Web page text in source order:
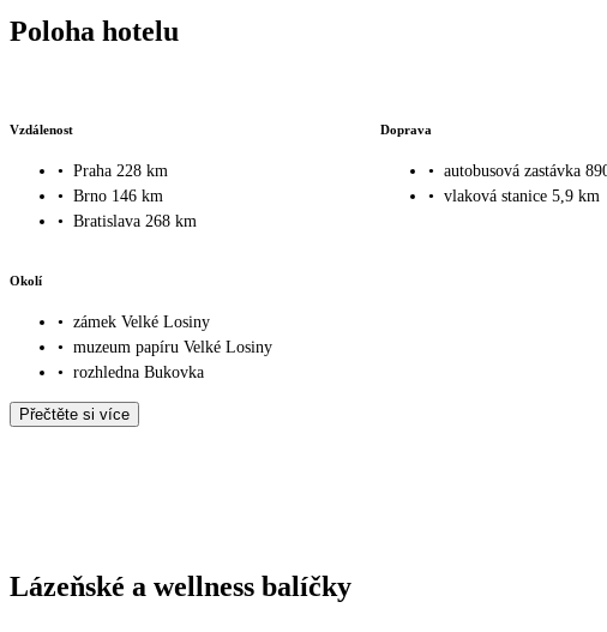
Poloha hotelu
Vzdálenost
• Praha 228 km
• Brno 146 km
• Bratislava 268 km
Doprava
• autobusová zastávka
• vlaková stanice 5,9 km
Okolí
• zámek Velké Losiny
• muzeum papíru Velké Losiny
• rozhledna Bukovka
Přečtěte si více
Lázeňské a wellness balíčky